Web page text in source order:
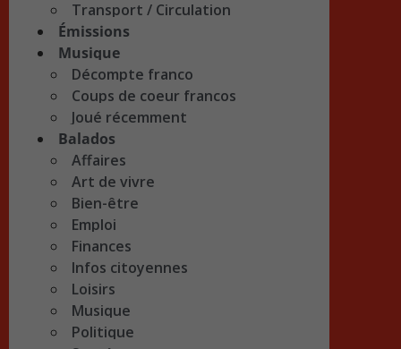
Transport / Circulation
Émissions
Musique
Décompte franco
Coups de coeur francos
Joué récemment
Balados
Affaires
Art de vivre
Bien-être
Emploi
Finances
Infos citoyennes
Loisirs
Musique
Politique